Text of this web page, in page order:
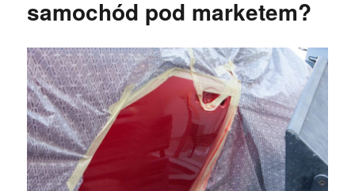
samochód pod marketem?